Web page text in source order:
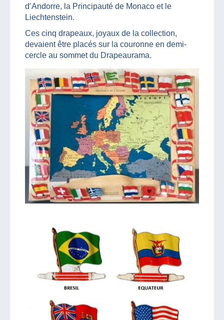
d’Andorre, la Principauté de Monaco et le
Liechtenstein.
Ces cinq drapeaux, joyaux de la collection,
devaient être placés sur la couronne en demi-
cercle au sommet du Drapeaurama.